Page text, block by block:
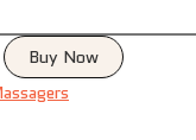
Buy Now